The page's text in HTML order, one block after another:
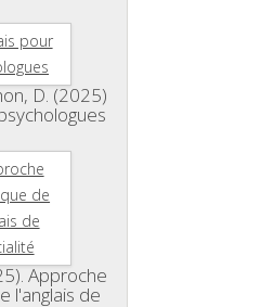
D. (2025)
Approche
l'anglais de